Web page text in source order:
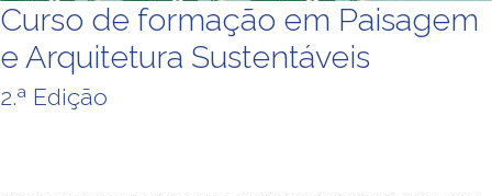
Curso de formação em Paisagem
e Arquitetura Sustentáveis
2.ª Edição